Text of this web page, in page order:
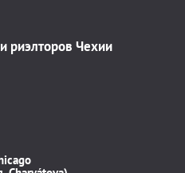
риэлторов Чехии